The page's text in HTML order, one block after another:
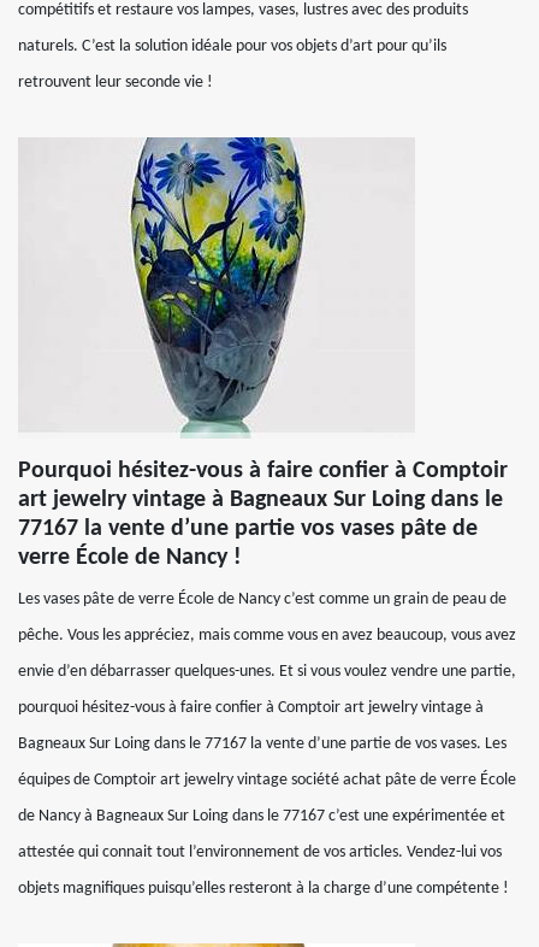
compétitifs et restaure vos lampes, vases, lustres avec des produits
naturels. C’est la solution idéale pour vos objets d’art pour qu’ils
retrouvent leur seconde vie !
Pourquoi hésitez-vous à faire confier à Comptoir
art jewelry vintage à Bagneaux Sur Loing dans le
77167 la vente d’une partie vos vases pâte de
verre École de Nancy !
Les vases pâte de verre École de Nancy c’est comme un grain de peau de
pêche. Vous les appréciez, mais comme vous en avez beaucoup, vous avez
envie d’en débarrasser quelques-unes. Et si vous voulez vendre une partie,
pourquoi hésitez-vous à faire confier à Comptoir art jewelry vintage à
Bagneaux Sur Loing dans le 77167 la vente d’une partie de vos vases. Les
équipes de Comptoir art jewelry vintage société achat pâte de verre École
de Nancy à Bagneaux Sur Loing dans le 77167 c’est une expérimentée et
attestée qui connait tout l’environnement de vos articles. Vendez-lui vos
objets magnifiques puisqu’elles resteront à la charge d’une compétente !